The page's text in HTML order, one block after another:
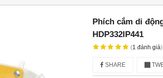
Phích cắm di
HDP332IP441
(1đánh giá)
SHARE